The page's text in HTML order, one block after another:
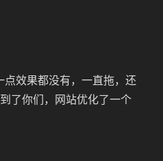
点效果都没有，一直拖，还
了你们，网站优化了一个